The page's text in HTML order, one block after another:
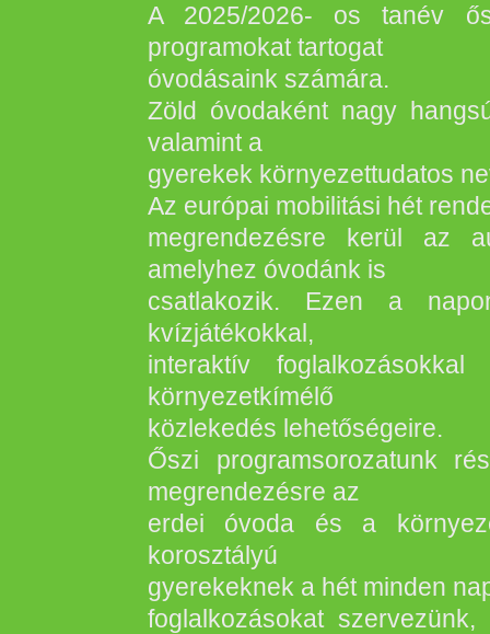
A 2025/2026- os tanév
programokat tartogat
óvodásaink számára.
Zöld óvodaként nagy
valamint a
gyerekek környezettudatos
Az európai mobilitási hét
megrendezésre kerül az
amelyhez óvodánk is
csatlakozik. Ezen a
kvízjátékokkal,
interaktív
környezetkímélő
közlekedés lehetőségeire.
Őszi programsorozatunk
megrendezésre az
erdei óvoda és a
korosztályú
gyerekeknek a hét minden
foglalkozásokat